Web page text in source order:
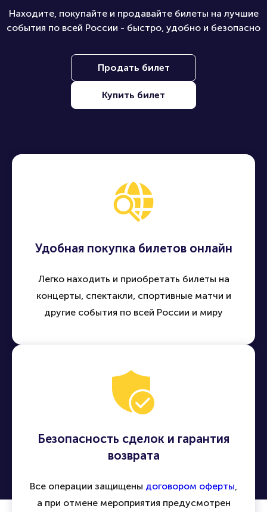
Находите, покупайте и продавайте билеты на лучшие
события по всей России - быстро, удобно и безопасно
Продать билет
Купить билет
Удобная покупка билетов онлайн
Легко находить и приобретать билеты на
концерты, спектакли, спортивные матчи и
другие события по всей России и миру
Безопасность сделок и гарантия
возврата
Все операции защищены договором оферты,
а при отмене мероприятия предусмотрен